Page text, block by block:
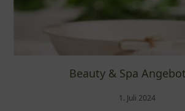
Beauty & Spa
1. Juli 2024